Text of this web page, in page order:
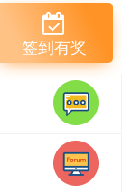
签到有奖